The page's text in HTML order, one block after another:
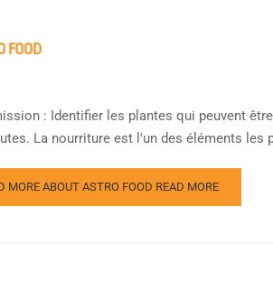
FOOD
: Identifier les plantes qui peuvent
La nourriture est l'un des éléments
MORE ABOUT ASTRO FOOD READ MORE